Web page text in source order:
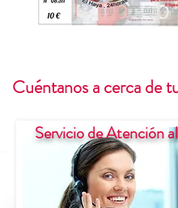
Cuéntanos a cerca de
Servicio de Atención